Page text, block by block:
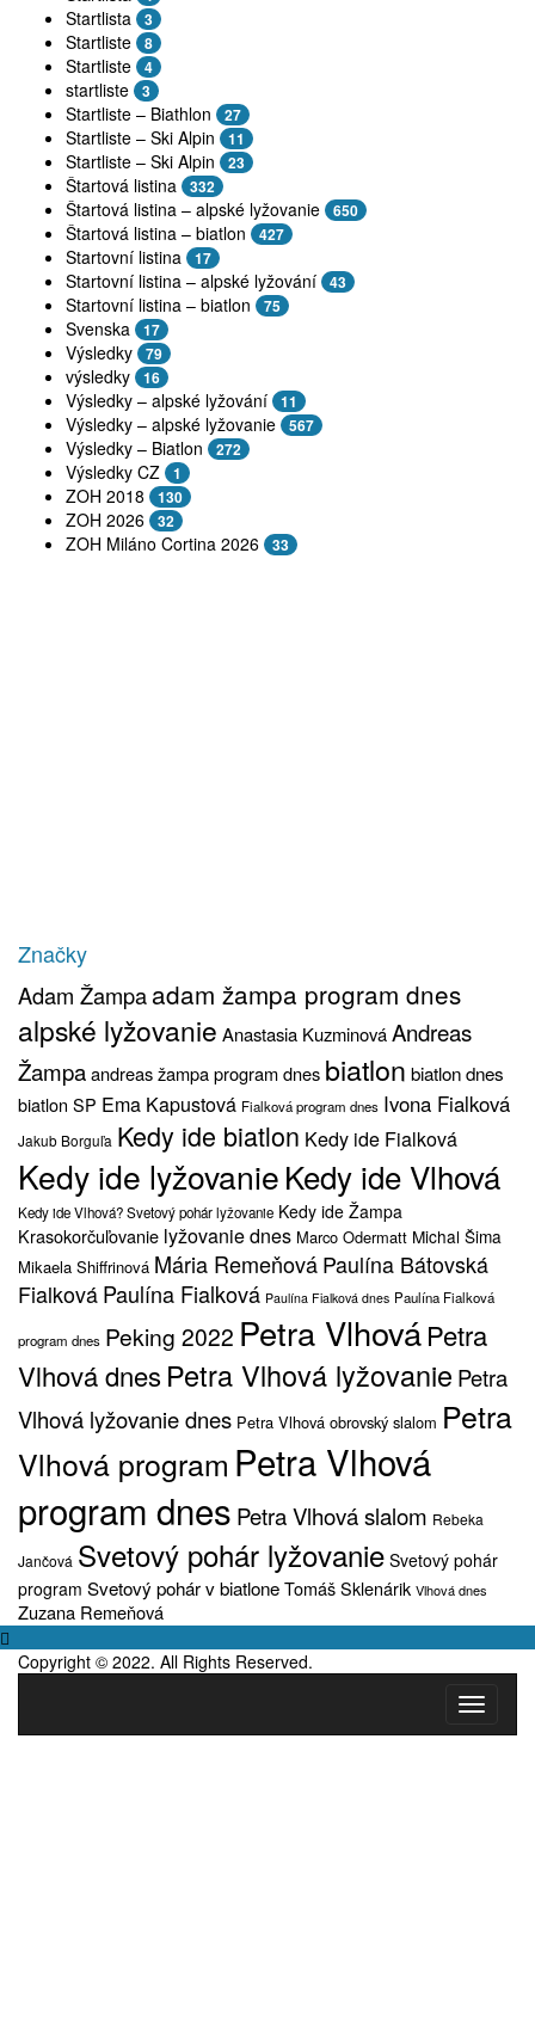
Startlista 3
Startliste 8
Startliste 4
startliste 3
Startliste – Biathlon 27
Startliste – Ski Alpin 11
Startliste – Ski Alpin 23
Štartová listina 332
Štartová listina – alpské lyžovanie 650
Štartová listina – biatlon 427
Startovní listina 17
Startovní listina – alpské lyžování 43
Startovní listina – biatlon 75
Svenska 17
Výsledky 79
výsledky 16
Výsledky – alpské lyžování 11
Výsledky – alpské lyžovanie 567
Výsledky – Biatlon 272
Výsledky CZ 1
ZOH 2018 130
ZOH 2026 32
ZOH Miláno Cortina 2026 33
Značky
Adam Žampaadam žampa program dnes
alpské lyžovanie Anastasia KuzminováAndreas
Žampaandreas žampa program dnes biatlon biatlon dnes
biatlon SP Ema Kapustová Fialková program dnes Ivona Fialková
Jakub Borguľa Kedy ide biatlon Kedy ide Fialková
Kedy ide lyžovanieKedy ide Vlhová
Kedy ide Vlhová? Svetový pohár lyžovanie Kedy ide Žampa
Krasokorčuľovanie lyžovanie dnes Marco Odermatt Michal Šima
Mikaela Shiffrinová Mária RemeňováPaulína Bátovská
FialkováPaulína Fialková Paulína Fialková dnes Paulína Fialková
program dnes Peking 2022 Petra VlhováPetra
Vlhová dnes Petra Vlhová lyžovanie Petra
Vlhová lyžovanie dnes Petra Vlhová obrovský slalom Petra
Vlhová program Petra Vlhová
program dnes Petra Vlhová slalom Rebeka
Jančová Svetový pohár lyžovanie Svetový pohár
program Svetový pohár v biatloneTomáš Sklenárik Vlhová dnes
Zuzana Remeňová
Copyright © 2022. All Rights Reserved.
Toggle